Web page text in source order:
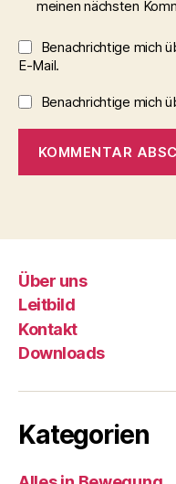
meinen nächsten
Benachrichtige mich
E-Mail.
Benachrichtige mich
Über uns
Leitbild
Kontakt
Downloads
Kategorien